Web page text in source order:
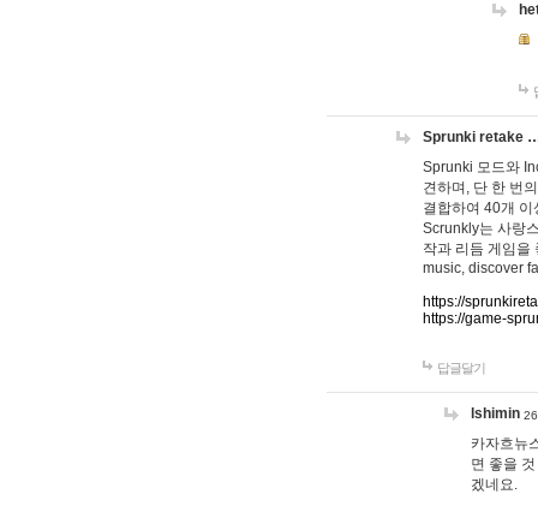
Sprunki retake
Sprunki 모드와
견하며, 단 한 번
결합하여 40개
Scrunkly는 사랑
작과 리듬 게임을
music, discover
https://
https://game-
답글달기
lshimin
카자흐뉴
면 좋을
겠네요.